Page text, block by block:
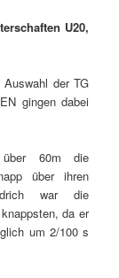
U20,
der TG
gingen dabei
60m die
über ihren
war die
da er
um 2/100 s